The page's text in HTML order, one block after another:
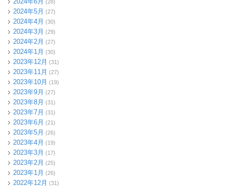
(28)
2024年5月 (27)
2024年4月 (30)
2024年3月 (29)
2024年2月 (27)
2024年1月 (30)
2023年12月 (31)
2023年11月 (27)
2023年10月 (19)
2023年9月 (27)
2023年8月 (31)
2023年7月 (31)
2023年6月 (21)
2023年5月 (26)
2023年4月 (19)
2023年3月 (17)
2023年2月 (25)
2023年1月 (26)
2022年12月 (31)